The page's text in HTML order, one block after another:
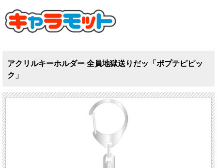
アクリルキーホルダー 全員地獄送りだッ「ポプテピピッ
ク」